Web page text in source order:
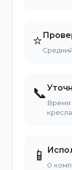
⭐
📞
Время
кресла
📱
0